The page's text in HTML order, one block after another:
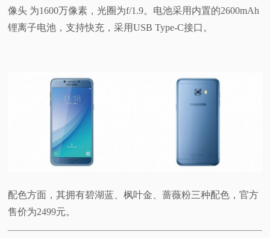
像头 为1600万像素，光圈为f/1.9。电池采用内置的2600mAh
锂离子电池，支持快充，采用USB Type-C接口。
配色方面，其拥有碧湖蓝、枫叶金、蔷薇粉三种配色，官方
售价为2499元。